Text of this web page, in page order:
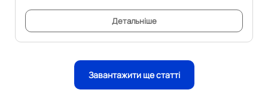
Детальніше
Завантажити ще статті